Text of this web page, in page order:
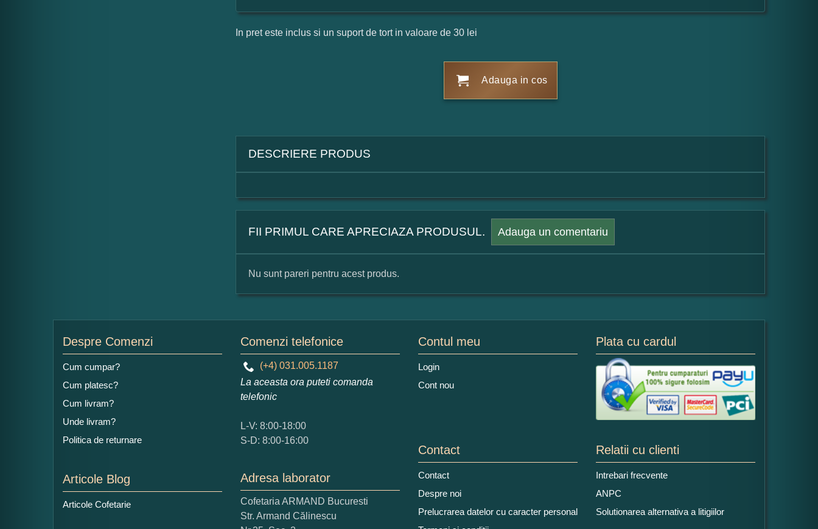
In pret este inclus si un suport de tort in valoare de 30 lei
Adauga in cos
DESCRIERE PRODUS
FII PRIMUL CARE APRECIAZA PRODUSUL. Adauga un comentariu
Numele dumneavoastra:
Adaugati o parere despre acest produs:
Ce nota acordati acestui produs?
1 2 3 4
Nu tocmai bun
Nu sunt pareri pentru acest produs.
Despre Comenzi
Cum cumpar?
Cum platesc?
Cum livram?
Unde livram?
Politica de returnare
Articole Blog
Articole Cofetarie
Comenzi telefonice
(+4) 031.005.1187
La aceasta ora puteti comanda
telefonic
L-V: 8:00-18:00
S-D: 8:00-16:00
Adresa laborator
Cofetaria ARMAND Bucuresti
Str. Armand Călinescu
Contul meu
Login
Cont nou
Plata cu cardul
Contact
Contact
Despre noi
Prelucrarea datelor cu caracter personal
Relatii cu clienti
Intrebari frecvente
ANPC
Solutionarea alternativa a litigiilor